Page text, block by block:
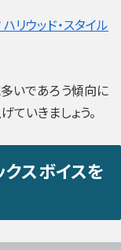
リウッド・スタイル
いであろう傾向に
いきましょう。
クスボイスを